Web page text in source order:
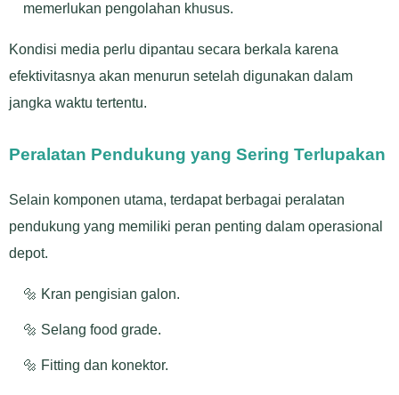
memerlukan pengolahan khusus.
Kondisi media perlu dipantau secara berkala karena
efektivitasnya akan menurun setelah digunakan dalam
jangka waktu tertentu.
Peralatan Pendukung yang Sering Terlupakan
Selain komponen utama, terdapat berbagai peralatan
pendukung yang memiliki peran penting dalam operasional
depot.
🔩 Kran pengisian galon.
🔩 Selang food grade.
🔩 Fitting dan konektor.